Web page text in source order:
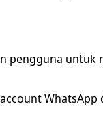
pengguna untuk
WhatsApp